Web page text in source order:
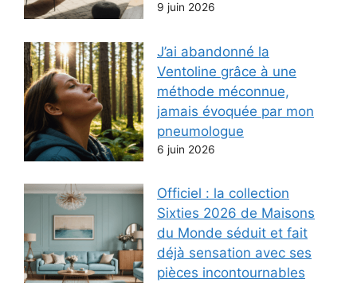
9 juin 2026
J’ai abandonné la
Ventoline grâce à une
méthode méconnue,
jamais évoquée par mon
pneumologue
6 juin 2026
Officiel : la collection
Sixties 2026 de Maisons
du Monde séduit et fait
déjà sensation avec ses
pièces incontournables